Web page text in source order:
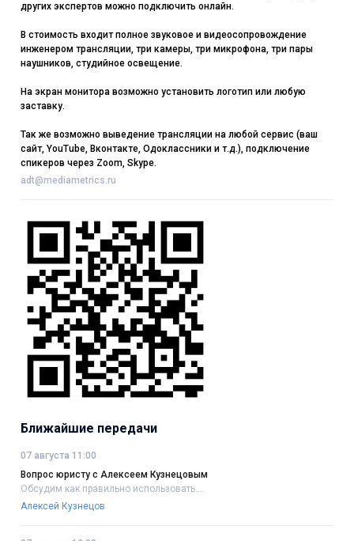
других экспертов можно подключить онлайн.
В стоимость входит полное звуковое и видеосопровождение
инженером трансляции, три камеры, три микрофона, три пары
наушников, студийное освещение.
На экран монитора возможно установить логотип или любую
заставку.
Так же возможно выведение трансляции на любой сервис (ваш
сайт, YouTube, Вконтакте, Одоклассники и т.д.), подключение
спикеров через Zoom, Skype.
adt@mediametrics.ru
Ближайшие передачи
07 августа 11:00
Вопрос юристу с Алексеем Кузнецовым
Обсудим как правильно использовать....
Алексей Кузнецов